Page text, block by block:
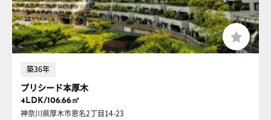
築36年
プリシード本厚木
4LDK/106.66㎡
神奈川県厚木市恩名2丁目14-23